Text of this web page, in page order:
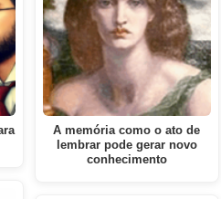
A memória como o ato de
lembrar pode gerar novo
conhecimento